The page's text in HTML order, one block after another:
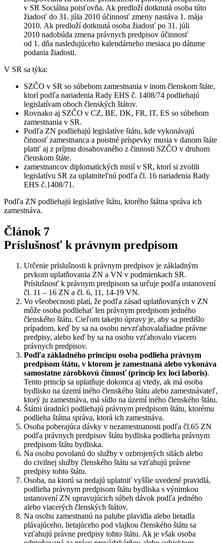
v SR Sociálna poisťovňa. Ak predloží dotknutá osoba túto
žiadosť do 31. júla 2010 účinnosť zmeny nastáva 1. mája
2010. Ak predloží dotknutá osoba žiadosť po 31. júli
2010 nadobúda zmena právnych predpisov účinnosť
od 1. dňa nasledujúceho kalendárneho mesiaca po dátume
podania žiadosti.
V SR sa týka:
SZČO v SR so súbehom zamestnania v inom členskom štáte,
ktorí podľa nariadenia Rady EHS č. 1408/74 podliehajú
legislatívam oboch členských štátov.
Rovnako aj SZČO v CZ, BE, DK, FR, IT, ES so súbehom
zamestnania v SR.
Podľa ZN podliehajú legislatíve štátu, kde vykonávajú
činnosť zamestnanca a poistné príspevky musia v danom štáte
platiť aj z príjmu dosahovaného z činnosti SZČO v druhom
členskom štáte.
zamestnancov diplomatických misií v SR, ktorí si zvolili
legislatívu SR za uplatniteľnú podľa čl. 16 nariadenia Rady
EHS č.1408/71.
Podľa ZN podliehajú legislatíve štátu, ktorého štátna správa ich
zamestnáva.
Článok 7
Príslušnosť k právnym predpisom
Určenie príslušnosti k právnym predpisov je základným
prvkom uplatňovania ZN a VN v podmienkach SR.
Príslušnosť k právnym predpisom sa určuje podľa ustanovení
čl. 11 – 16 ZN a čl. 6, 11, 14-19 VN.
Vo všeobecnosti platí, že podľa zásad uplatňovaných v ZN
môže osoba podliehať len právnym predpisom jedného
členského štátu. Cieľom takejto úpravy je, aby sa predišlo
prípadom, keď by sa na osobu nevzťahovalažiadne právne
predpisy, alebo keď by sa na osobu vzťahovalo viacero
právnych predpisov.
Podľa základného princípu osoba podlieha právnym
predpisom štátu, v ktorom je zamestnaná alebo vykonáva
samostatne zárobkovú činnosť (princíp lex loci laboris).
Tento princíp sa uplatňuje dokonca aj vtedy, ak má osoba
bydlisko na území iného členského štátu alebo zamestnávateľ,
ktorý ju zamestnáva, má sídlo na území iného členského štátu.
Štátni úradníci podliehajú právnym predpisom štátu, ktorému
podlieha štátna správa, ktorá ich zamestnáva.
Osoba poberajúca dávky v nezamestnanosti podľa čl.65 ZN
podľa právnych predpisov štátu bydliska podlieha právnym
predpisom štátu bydliska.
Na osobu povolanú do služby v ozbrojených silách alebo
do civilnej služby členského štátu sa vzťahujú právne
predpisy tohto štátu.
Osoba, na ktorú sa nedajú uplatniť vyššie uvedené pravidlá,
podlieha právnym predpisom štátu bydliska s výnimkou
ustanovení ZN upravujúcich súbeh dávok podľa jedného
alebo viacerých členských štátov.
Na osobu zamestnanú na palube plavidla alebo lietadla
plávajúceho, lietajúceho pod vlajkou členského štátu sa
vzťahujú právne predpisy tohto štátu. Ak je však osoba